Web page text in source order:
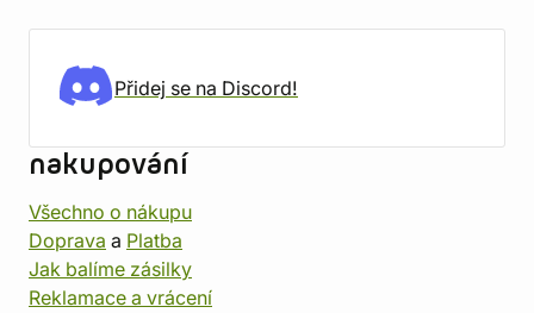
Přidej se na Discord!
nakupování
Všechno o nákupu
Doprava a Platba
Jak balíme zásilky
Reklamace a vrácení